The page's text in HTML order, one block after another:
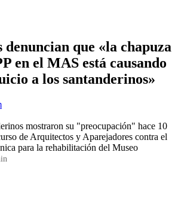
denuncian que «la chapuza
en el MAS está causando
a los santanderinos»
mostraron su "preocupación" hace 10
de Arquitectos y Aparejadores contra el
para la rehabilitación del Museo